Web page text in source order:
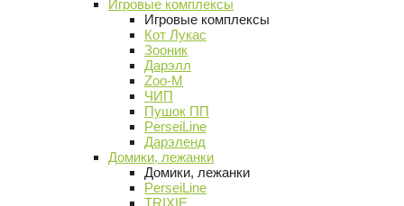
Игровые комплексы
Игровые комплексы
Кот Лукас
Зооник
Дарэлл
Zoo-M
ЧИП
Пушок ПП
PerseiLine
Дарэленд
Домики, лежанки
Домики, лежанки
PerseiLine
TRIXIE